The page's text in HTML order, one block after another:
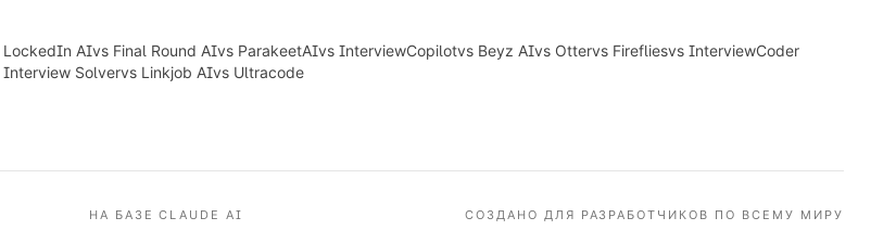
LockedIn AIvs Final Round AIvs ParakeetAIvs InterviewCopilotvs Beyz AIvs Ottervs Firefliesvs InterviewCoder
Interview Solvervs Linkjob AIvs Ultracode
НА БАЗЕ CLAUDE AI СОЗДАНО ДЛЯ РАЗРАБОТЧИКОВ ПО ВСЕМУ МИРУ